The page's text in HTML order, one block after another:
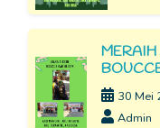
30 Mei
Admin